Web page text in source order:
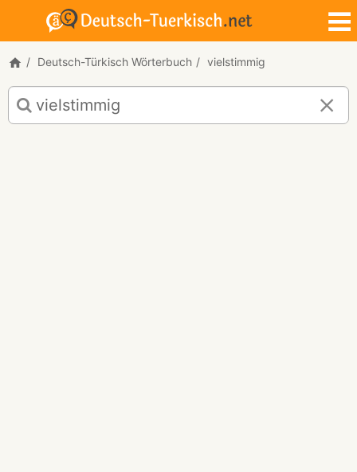
Deutsch-Türkisch Wörterbuch vielstimmig
Deutsch-
Türkisch
Übersetzung